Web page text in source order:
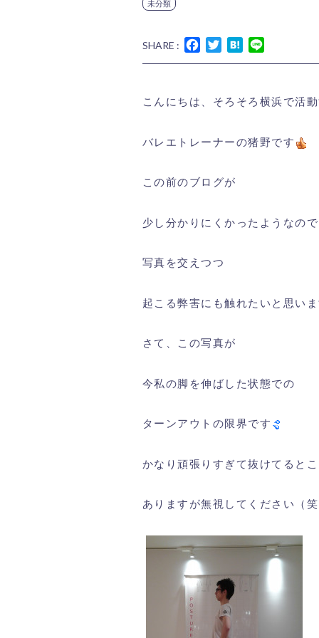
未分類
SHARE : FacebookTwitterHatena
こんにちは、そろそろ横浜で活
バレエトレーナーの猪野です
この前のブログが
少し分かりにくかったようなので
写真を交えつつ
起こる弊害にも触れたいと思い
さて、この写真が
今私の脚を伸ばした状態での
ターンアウトの限界です
かなり頑張りすぎて抜けてると
ありますが無視してください（